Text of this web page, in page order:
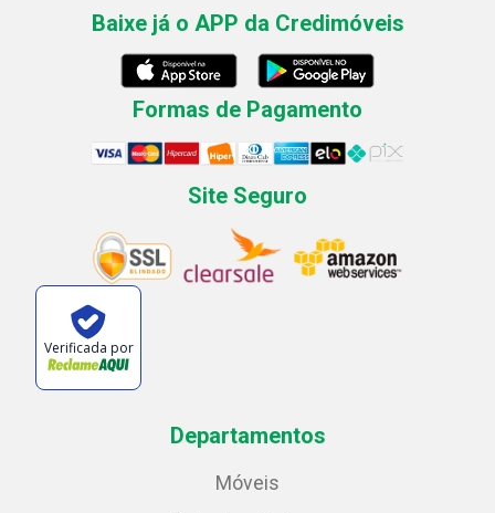
Baixe já o APP da Credimóveis
Formas de Pagamento
Site Seguro
Verificada por
Departamentos
Móveis